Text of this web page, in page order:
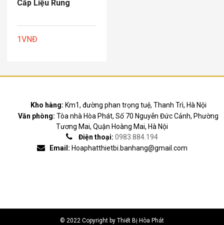
Cấp Liệu Rung
1VNĐ
Kho hàng: Km1, đường phan trọng tuệ, Thanh Trì, Hà Nội
Văn phòng: Tòa nhà Hòa Phát, Số 70 Nguyễn Đức Cảnh, Phường
Tương Mai, Quận Hoàng Mai, Hà Nội
Điện thoại: 0983.884.194
Email: Hoaphatthietbi.banhang@gmail.com
© 2022 Copyright by Thiết Bị Hòa Phát